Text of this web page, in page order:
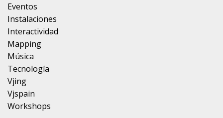
Eventos
Instalaciones
Interactividad
Mapping
Música
Tecnología
Vjing
Vjspain
Workshops